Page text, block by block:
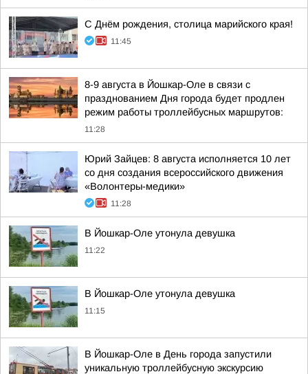
С Днём рождения, столица марийского края!
11:45
8-9 августа в Йошкар-Оле в связи с
празднованием Дня города будет продлен
режим работы троллейбусных маршрутов:
11:28
Юрий Зайцев: 8 августа исполняется 10 лет
со дня создания всероссийского движения
«Волонтеры-медики»
11:28
В Йошкар-Оле утонула девушка
11:22
В Йошкар-Оле утонула девушка
11:15
В Йошкар-Оле в День города запустили
уникальную троллейбусную экскурсию